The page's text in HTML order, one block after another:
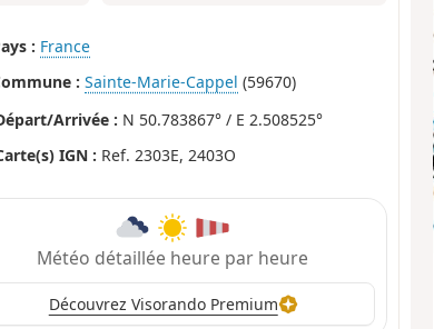
: France
: Sainte-Marie-Cappel (59670)
Arrivée : N 50.783867° / E 2.508525°
IGN : Ref. 2303E, 2403O
Météo détaillée heure par heure
Découvrez Visorando Premium